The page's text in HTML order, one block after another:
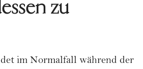
zu
im Normalfall während der